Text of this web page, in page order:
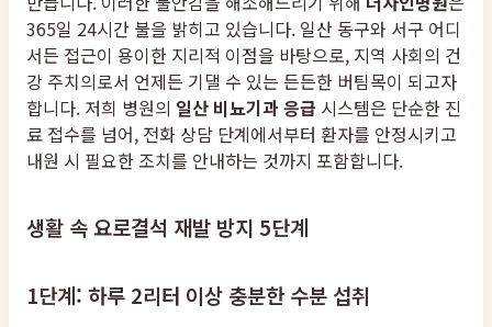
365일 24시간 불을 밝히고 있습니다. 일산 동구와 서구 어디
서든 접근이 용이한 지리적 이점을 바탕으로, 지역 사회의 건
강 주치의로서 언제든 기댈 수 있는 든든한 버팀목이 되고자
합니다. 저희 병원의 일산 비뇨기과 응급 시스템은 단순한 진
료 접수를 넘어, 전화 상담 단계에서부터 환자를 안정시키고
내원 시 필요한 조치를 안내하는 것까지 포함합니다.
생활 속 요로결석 재발 방지 5단계
1단계: 하루 2리터 이상 충분한 수분 섭취